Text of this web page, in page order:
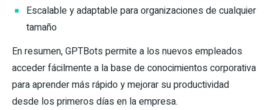
Escalable y adaptable para organizaciones de cualquier
tamaño
En resumen, GPTBots permite a los nuevos empleados
acceder fácilmente a la base de conocimientos corporativa
para aprender más rápido y mejorar su productividad
desde los primeros días en la empresa.